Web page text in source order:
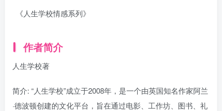
《人生学校情感系列》
作者简介
人生学校著
简介: “人生学校”成立于2008年，是一个由英国知名作家阿兰
·德波顿创建的文化平台，旨在通过电影、工作坊、图书、礼